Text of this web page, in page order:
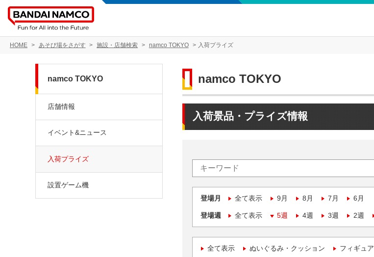
HOME あそび場をさがす 施設・店舗検索 namco TOKYO 入荷プライズ
namco TOKYO
入荷景品・プライズ情報
登場月 全て表示 9月 8月 7月 6月
登場週 全て表示 5週 4週 3週 2週
全て表示 ぬいぐるみ・クッション フィギュ
namco TOKYO
店舗情報
イベント&ニュース
入荷プライズ
設置ゲーム機